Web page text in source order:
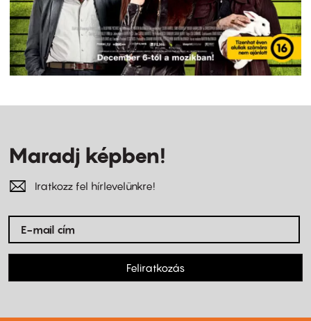
Maradj képben!
Iratkozz fel hírlevelünkre!
Feliratkozás